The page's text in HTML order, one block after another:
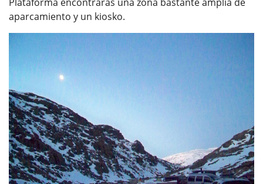
aparcamiento y un kiosko.